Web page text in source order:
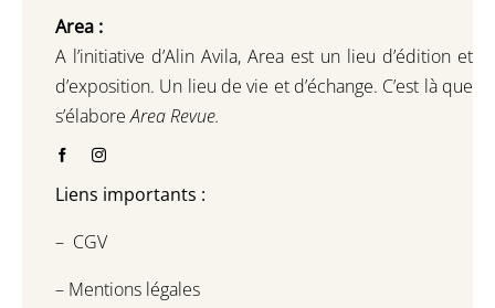
Area :
A l’initiative d’Alin Avila, Area est un lieu d’édition et
d’exposition. Un lieu de vie et d’échange. C’est là que
s’élaboreArea Revue.
Liens importants :
– CGV
– Mentions légales